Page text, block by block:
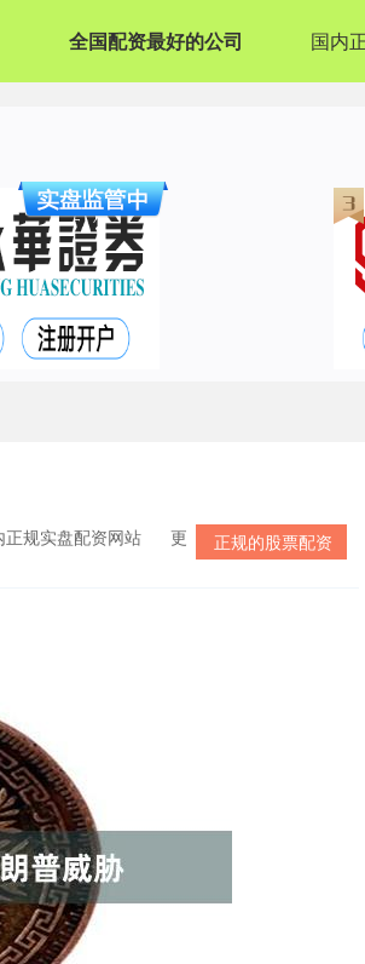
全国配资最好的公司 国内
正规的股票配资
规实盘配资网站
更